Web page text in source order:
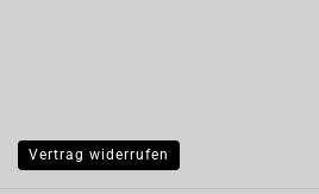
Vertrag widerrufen